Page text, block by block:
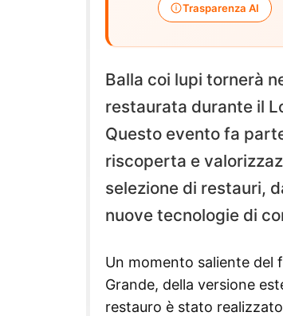
Trasparenza AI
Balla coi lupi tornerà
restaurata durante il
Questo evento fa
riscoperta e
selezione di restauri,
nuove tecnologie di
Un momento saliente del
Grande, della versione
restauro è stato